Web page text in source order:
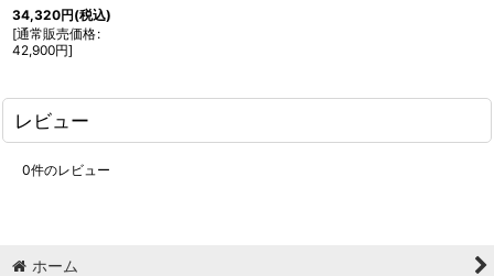
34,320円(税込)
[通常販売価格:
42,900円]
レビュー
0件のレビュー
ホーム